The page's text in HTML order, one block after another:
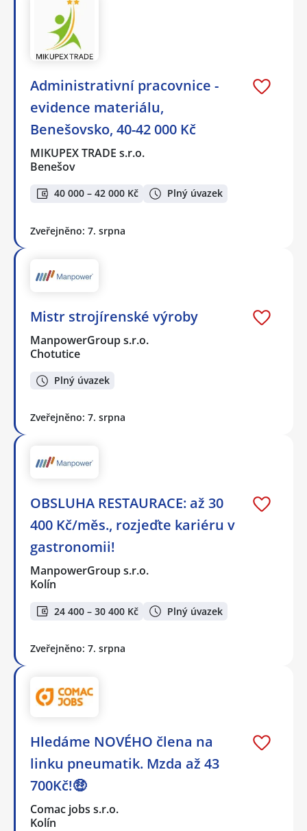
Administrativní pracovnice -
evidence materiálu,
Benešovsko, 40-42 000 Kč
MIKUPEX TRADE s.r.o.
Benešov
40 000 – 42 000 Kč Plný úvazek
Zveřejněno: 7. srpna
Mistr strojírenské výroby
ManpowerGroup s.r.o.
Chotutice
Plný úvazek
Zveřejněno: 7. srpna
OBSLUHA RESTAURACE: až 30
400 Kč/měs., rozjeďte kariéru v
gastronomii!
ManpowerGroup s.r.o.
Kolín
24 400 – 30 400 Kč Plný úvazek
Zveřejněno: 7. srpna
Hledáme NOVÉHO člena na
linku pneumatik. Mzda až 43
700Kč!🤑
Comac jobs s.r.o.
Kolín